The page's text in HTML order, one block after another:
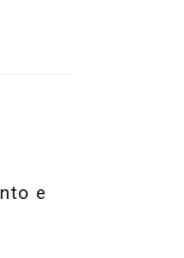
e